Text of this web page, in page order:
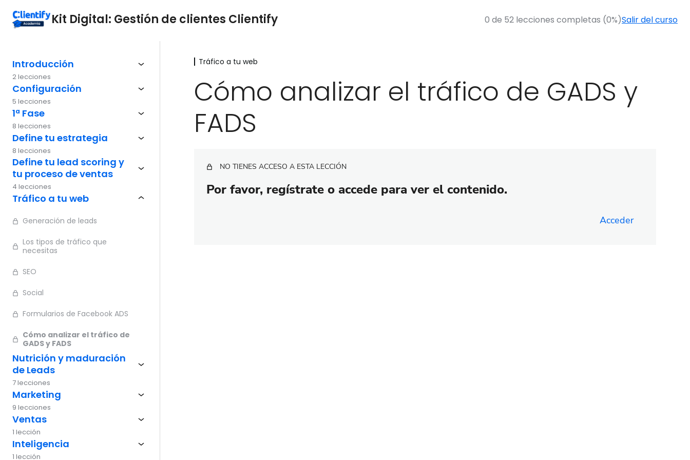
Kit Digital: Gestión de clientes Clientify 0 de 52 lecciones completas (0%)Salir del curso
Introducción
2 lecciones
Configuración
5 lecciones
1ª Fase
8 lecciones
Define tu estrategia
8 lecciones
Define tu lead scoring y
tu proceso de ventas
4 lecciones
Tráfico a tu web
Generación de leads
Los tipos de tráfico que
necesitas
SEO
Social
Formularios de Facebook ADS
Cómo analizar el tráfico de
GADS y FADS
Nutrición y maduración
de Leads
7 lecciones
Marketing
9 lecciones
Ventas
1 lección
Inteligencia
1 lección
Tráfico a tu web
Cómo analizar el tráfico de GADS y
FADS
NO TIENES ACCESO A ESTA LECCIÓN
Por favor, regístrate o accede para ver el contenido.
Acceder